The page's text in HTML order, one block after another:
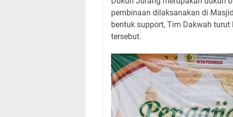
pembinaan dilaksanakan di
bentuk support, Tim Dakwah
tersebut.